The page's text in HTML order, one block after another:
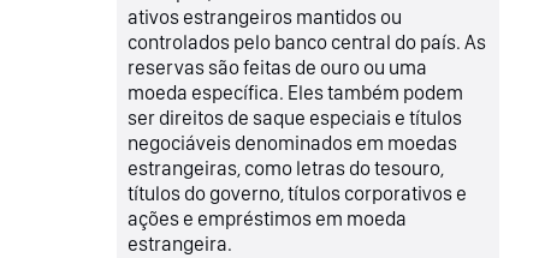
ativos estrangeiros mantidos ou
controlados pelo banco central do país. As
reservas são feitas de ouro ou uma
moeda específica. Eles também podem
ser direitos de saque especiais e títulos
negociáveis denominados em moedas
estrangeiras, como letras do tesouro,
títulos do governo, títulos corporativos e
ações e empréstimos em moeda
estrangeira.